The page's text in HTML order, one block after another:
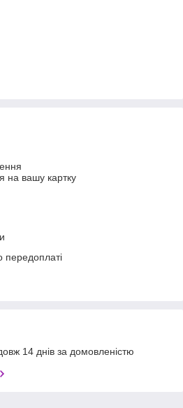
на вашу картку
передоплаті
14 днів за домовленістю